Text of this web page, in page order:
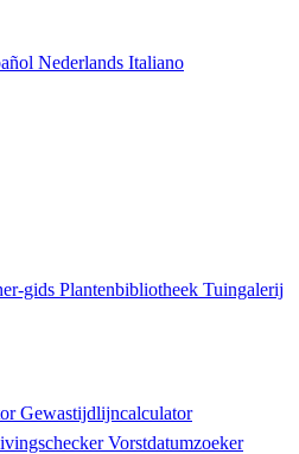
Nederlands Italiano
gids Plantenbibliotheek Tuingalerij
Gewastijdlijncalculator
Vorstdatumzoeker